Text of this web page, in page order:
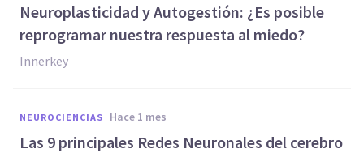
Neuroplasticidad y Autogestión: ¿Es posible
reprogramar nuestra respuesta al miedo?
Innerkey
NEUROCIENCIAS hace 1 mes
Las 9 principales Redes Neuronales del cerebro